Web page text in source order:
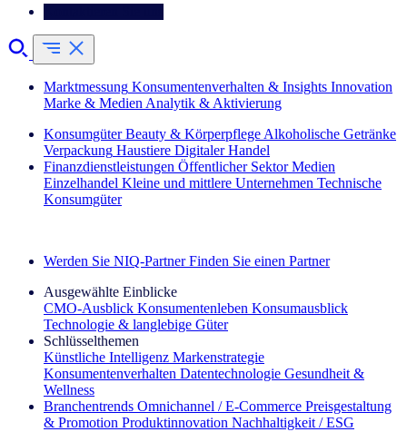
Marktmessung Konsumentenverhalten & Insights Innovation
Marke & Medien Analytik & Aktivierung
Konsumgüter Beauty & Körperpflege Alkoholische Getränke
Verpackung Haustiere Digitaler Handel
Finanzdienstleistungen Öffentlicher Sektor Medien
Einzelhandel Kleine und mittlere Unternehmen Technische
Konsumgüter
Werden Sie NIQ-Partner Finden Sie einen Partner
Ausgewählte Einblicke
CMO‑Ausblick Konsumentenleben Konsumausblick
Technologie & langlebige Güter
Schlüsselthemen
Künstliche Intelligenz Markenstrategie
Konsumentenverhalten Datentechnologie Gesundheit &
Wellness
Branchentrends Omnichannel / E‑Commerce Preisgestaltung
& Promotion Produktinnovation Nachhaltigkeit / ESG